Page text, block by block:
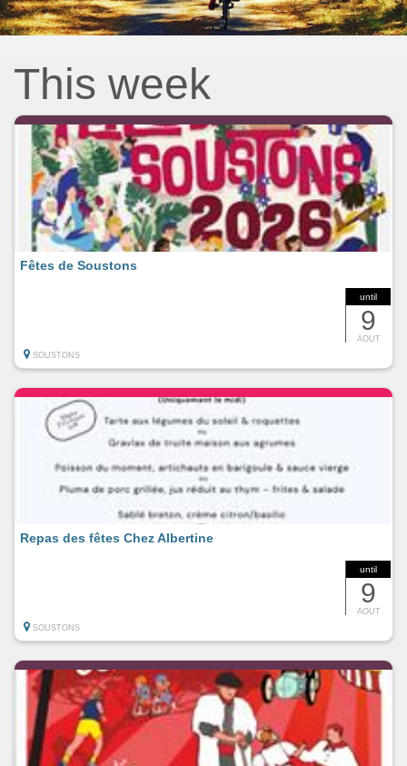
This week
until
9
AOUT
Fêtes de Soustons
SOUSTONS
until
9
AOUT
Repas des fêtes Chez Albertine
SOUSTONS